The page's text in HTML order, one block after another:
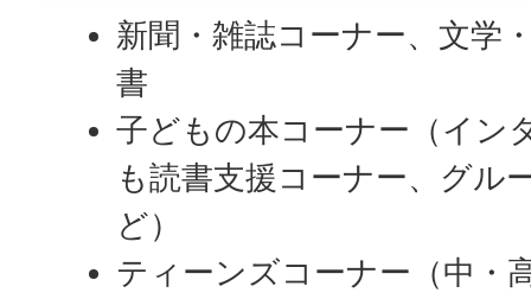
新聞・雑誌コーナー、文学
書
子どもの本コーナー（イン
も読書支援コーナー、グル
ど）
ティーンズコーナー（中・